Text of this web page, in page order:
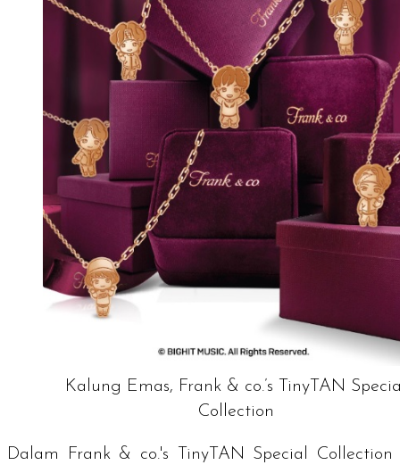
Kalung Emas, Frank & co.’s TinyTAN
Collection
Dalam
Frank & co.'s TinyTAN Special Collection